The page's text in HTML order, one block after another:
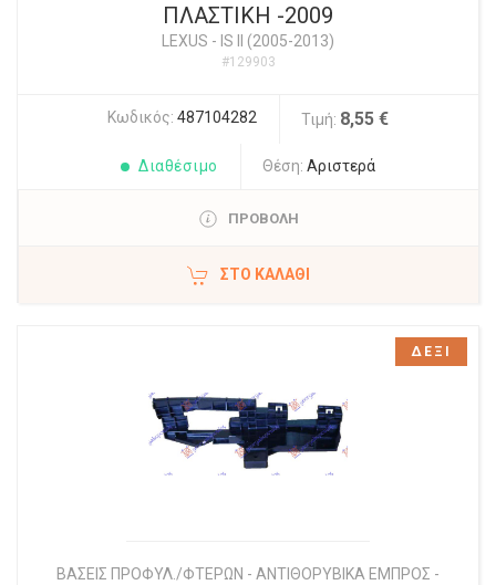
ΠΛΑΣΤΙΚΗ -2009
LEXUS - IS II (2005-2013)
#129903
Κωδικός: 487104282 Τιμή: 8,55 €
Διαθέσιμο Θέση: Αριστερά
ΠΡΟΒΟΛΗ
ΣΤΟ ΚΑΛΆΘΙ
ΒΑΣΕΙΣ ΠΡΟΦΥΛ./ΦΤΕΡΩΝ - ΑΝΤΙΘΟΡΥΒΙΚΑ ΕΜΠΡΟΣ -
ΔΕΞΙ